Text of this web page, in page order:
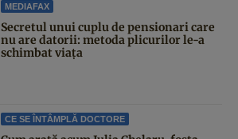
MEDIAFAX
Secretul unui cuplu de pensionari care
nu are datorii: metoda plicurilor le-a
schimbat viața
CE SE ÎNTÂMPLĂ DOCTORE